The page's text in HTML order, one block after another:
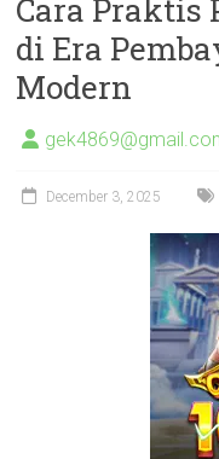
Cara Praktis
di Era
Modern
December 3, 2025